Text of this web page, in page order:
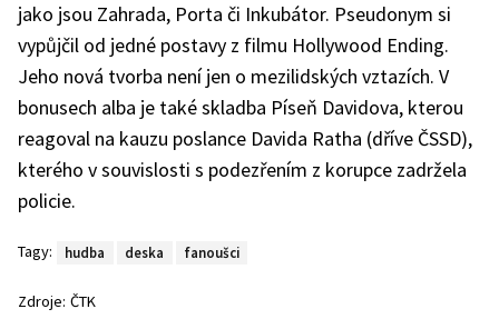
jako jsou Zahrada, Porta či Inkubátor. Pseudonym si
vypůjčil od jedné postavy z filmu Hollywood Ending.
Jeho nová tvorba není jen o mezilidských vztazích. V
bonusech alba je také skladba Píseň Davidova, kterou
reagoval na kauzu poslance Davida Ratha (dříve ČSSD),
kterého v souvislosti s podezřením z korupce zadržela
policie.
Tagy: hudba deska fanoušci
Zdroje: ČTK